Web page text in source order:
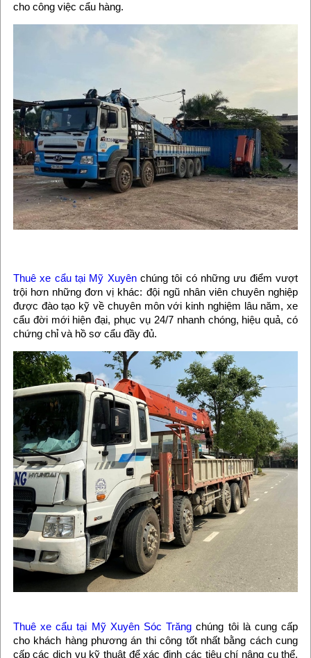
cho công việc cẩu hàng.
Thuê xe cẩu tại Mỹ Xuyênchúng tôi có những ưu điểm vượt
trội hơn những đơn vị khác: đội ngũ nhân viên chuyên nghiệp
được đào tạo kỹ về chuyên môn với kinh nghiệm lâu năm, xe
cẩu đời mới hiện đại, phục vụ 24/7 nhanh chóng, hiệu quả, có
chứng chỉ và hồ sơ cẩu đầy đủ.
Thuê xe cẩu tại Mỹ Xuyên Sóc Trăng chúng tôi là cung cấp
cho khách hàng phương án thi công tốt nhất bằng cách cung
cấp các dịch vụ kỹ thuật để xác định các tiêu chí nâng cụ thể,